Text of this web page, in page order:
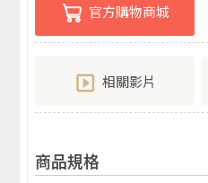
官方購物商城
相關影片
商品規格